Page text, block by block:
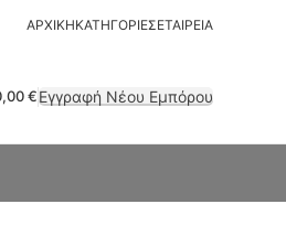
ΑΡΧΙΚΗΚΑΤΗΓΟΡΙΕΣΕΤΑΙΡΕΙΑ
€Εγγραφή Νέου Εμπόρου